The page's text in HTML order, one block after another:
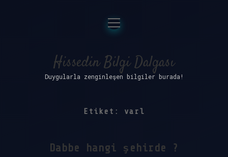
Anasayfa
Gizlilik Politikası
Yasal Uyarı
menüyü
aç
Hissedin Bilgi Dalgası
Duygularla zenginleşen bilgiler burada!
Etiket: varl
Dabbe hangi şehirde ?